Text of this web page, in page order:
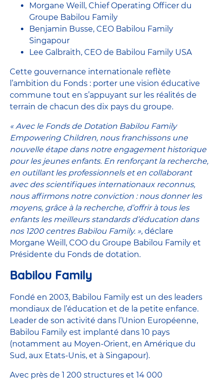
Morgane Weill, Chief Operating Officer du
Groupe Babilou Family
Benjamin Busse, CEO Babilou Family
Singapour
Lee Galbraith, CEO de Babilou Family USA
Cette gouvernance internationale reflète
l’ambition du Fonds : porter une vision éducative
commune tout en s’appuyant sur les réalités de
terrain de chacun des dix pays du groupe.
« Avec le Fonds de Dotation Babilou Family
Empowering Children, nous franchissons une
nouvelle étape dans notre engagement historique
pour les jeunes enfants. En renforçant la recherche,
en outillant les professionnels et en collaborant
avec des scientifiques internationaux reconnus,
nous affirmons notre conviction : nous donner les
moyens, grâce à la recherche, d’offrir à tous les
enfants les meilleurs standards d’éducation dans
nos 1200 centres Babilou Family. », déclare
Morgane Weill, COO du Groupe Babilou Family et
Présidente du Fonds de dotation.
Babilou Family
Fondé en 2003, Babilou Family est un des leaders
mondiaux de l’éducation et de la petite enfance.
Leader de son activité dans l’Union Européenne,
Babilou Family est implanté dans 10 pays
(notamment au Moyen-Orient, en Amérique du
Sud, aux Etats-Unis, et à Singapour).
Avec près de 1 200 structures et 14 000